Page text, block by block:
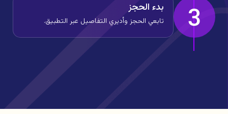
بدء الحجز
تابعي الحجز وأديري التفاصيل عبر التطبيق.